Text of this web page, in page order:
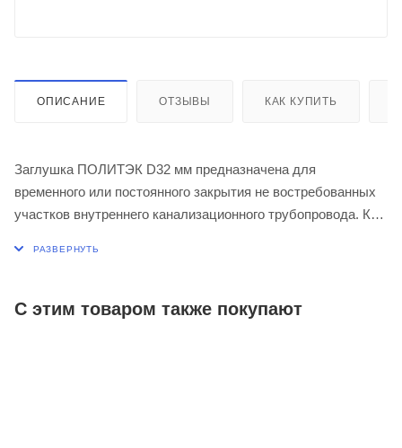
ОПИСАНИЕ ОТЗЫВЫ КАК КУПИТЬ
Заглушка ПОЛИТЭК D32 мм предназначена для
временного или постоянного закрытия не востребованных
участков внутреннего канализационного трубопровода. Как
стоков - 80ºС (кратковременная - 95ºС).
С этим товаром также покупают